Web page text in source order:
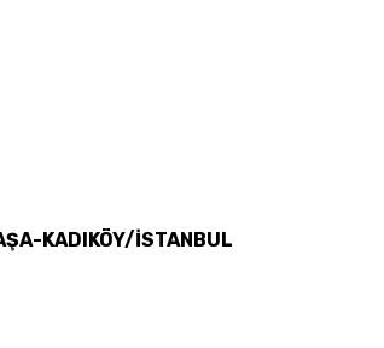
KADIKÖY/İSTANBUL